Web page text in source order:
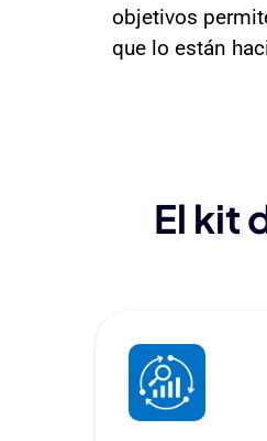
objetivos
que lo están
El kit